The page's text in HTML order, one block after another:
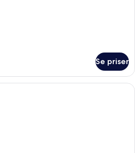
Se priser
1 soverom, sengetøy av topp